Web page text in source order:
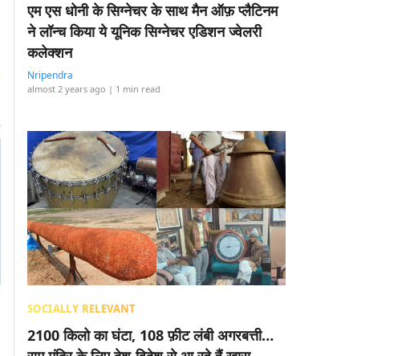
एम एस धोनी के सिग्नेचर के साथ मैन ऑफ़ प्लैटिनम
ने लॉन्च किया ये यूनिक सिग्नेचर एडिशन ज्वेलरी
कलेक्शन
Nripendra
almost 2 years ago | 1 min read
SOCIALLY RELEVANT
2100 किलो का घंटा, 108 फ़ीट लंबी अगरबत्ती…